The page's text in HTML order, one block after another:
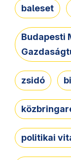
baleset
Budapesti
zsidó
politikai